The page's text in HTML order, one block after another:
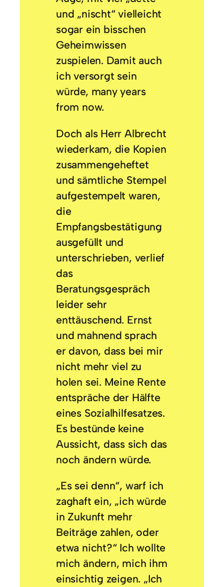
und „nischt“ vielleicht
sogar ein bisschen
Geheimwissen
zuspielen. Damit auch
ich versorgt sein
würde, many years
from now.
Doch als Herr Albrecht
wiederkam, die Kopien
zusammengeheftet
und sämtliche Stempel
aufgestempelt waren,
die
Empfangsbestätigung
ausgefüllt und
unterschrieben, verlief
das
Beratungsgespräch
leider sehr
enttäuschend. Ernst
und mahnend sprach
er davon, dass bei mir
nicht mehr viel zu
holen sei. Meine Rente
entspräche der Hälfte
eines Sozialhilfesatzes.
Es bestünde keine
Aussicht, dass sich das
noch ändern würde.
„Es sei denn“, warf ich
zaghaft ein, „ich würde
in Zukunft mehr
Beiträge zahlen, oder
etwa nicht?“ Ich wollte
mich ändern, mich ihm
einsichtig zeigen. „Ich